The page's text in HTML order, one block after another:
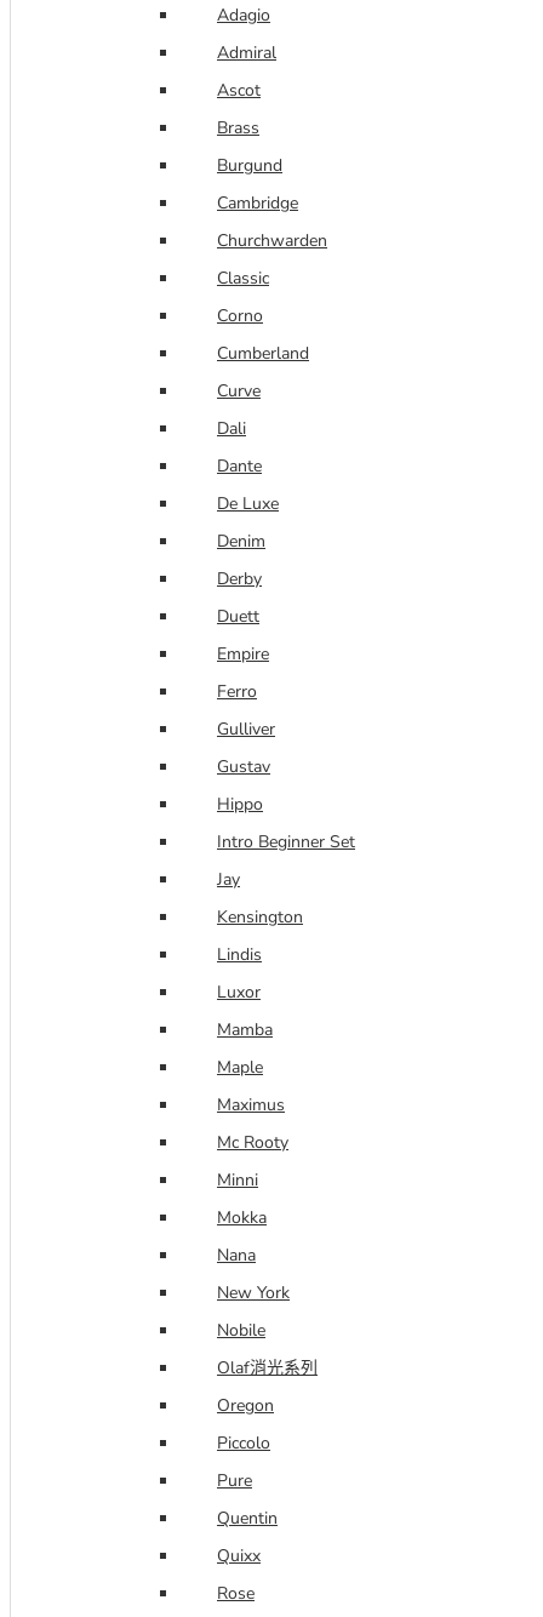
Adagio
Admiral
Ascot
Brass
Burgund
Cambridge
Churchwarden
Classic
Corno
Cumberland
Curve
Dali
Dante
De Luxe
Denim
Derby
Duett
Empire
Ferro
Gulliver
Gustav
Hippo
Intro Beginner Set
Jay
Kensington
Lindis
Luxor
Mamba
Maple
Maximus
Mc Rooty
Minni
Mokka
Nana
New York
Nobile
Olaf消光系列
Oregon
Piccolo
Pure
Quentin
Quixx
Rose